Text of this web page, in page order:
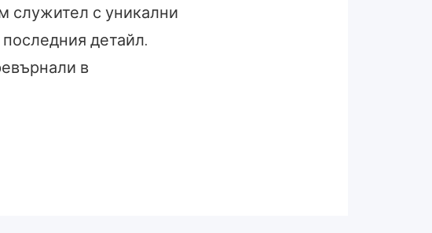
служител с уникални
детайл.
в